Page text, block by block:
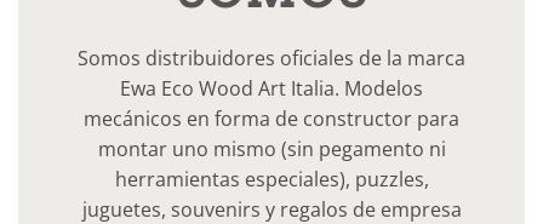
Somos distribuidores oficiales de la marca
Ewa Eco Wood Art Italia. Modelos
mecánicos en forma de constructor para
montar uno mismo (sin pegamento ni
herramientas especiales), puzzles,
juguetes, souvenirs y regalos de empresa